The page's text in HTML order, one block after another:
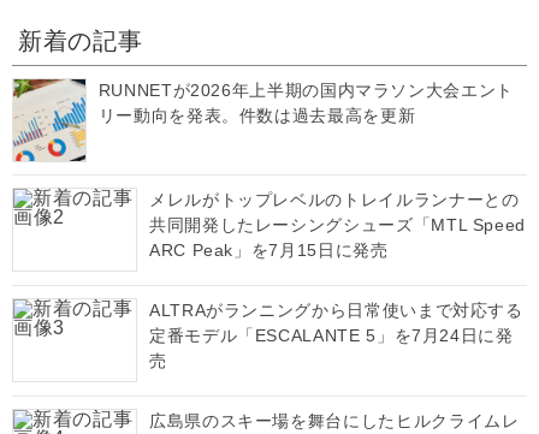
新着の記事
RUNNETが2026年上半期の国内マラソン大会エント
リー動向を発表。件数は過去最高を更新
メレルがトップレベルのトレイルランナーとの
共同開発したレーシングシューズ「MTL Speed
ARC Peak」を7月15日に発売
ALTRAがランニングから日常使いまで対応する
定番モデル「ESCALANTE 5」を7月24日に発
売
広島県のスキー場を舞台にしたヒルクライムレ